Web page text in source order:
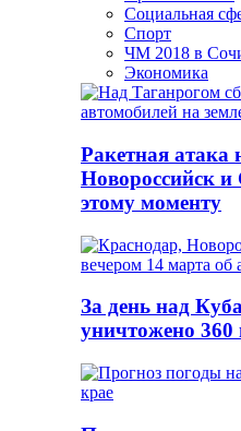
Социальная
Спорт
ЧМ 2018 в
Экономика
Ракетная атака
Новороссийск и
этому моменту
За день над
уничтожено 360